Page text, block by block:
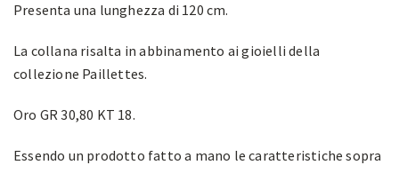
Presenta una lunghezza di 120 cm.
La collana risalta in abbinamento ai gioielli della
collezione Paillettes.
Oro GR 30,80 KT 18.
Essendo un prodotto fatto a mano le caratteristiche sopra